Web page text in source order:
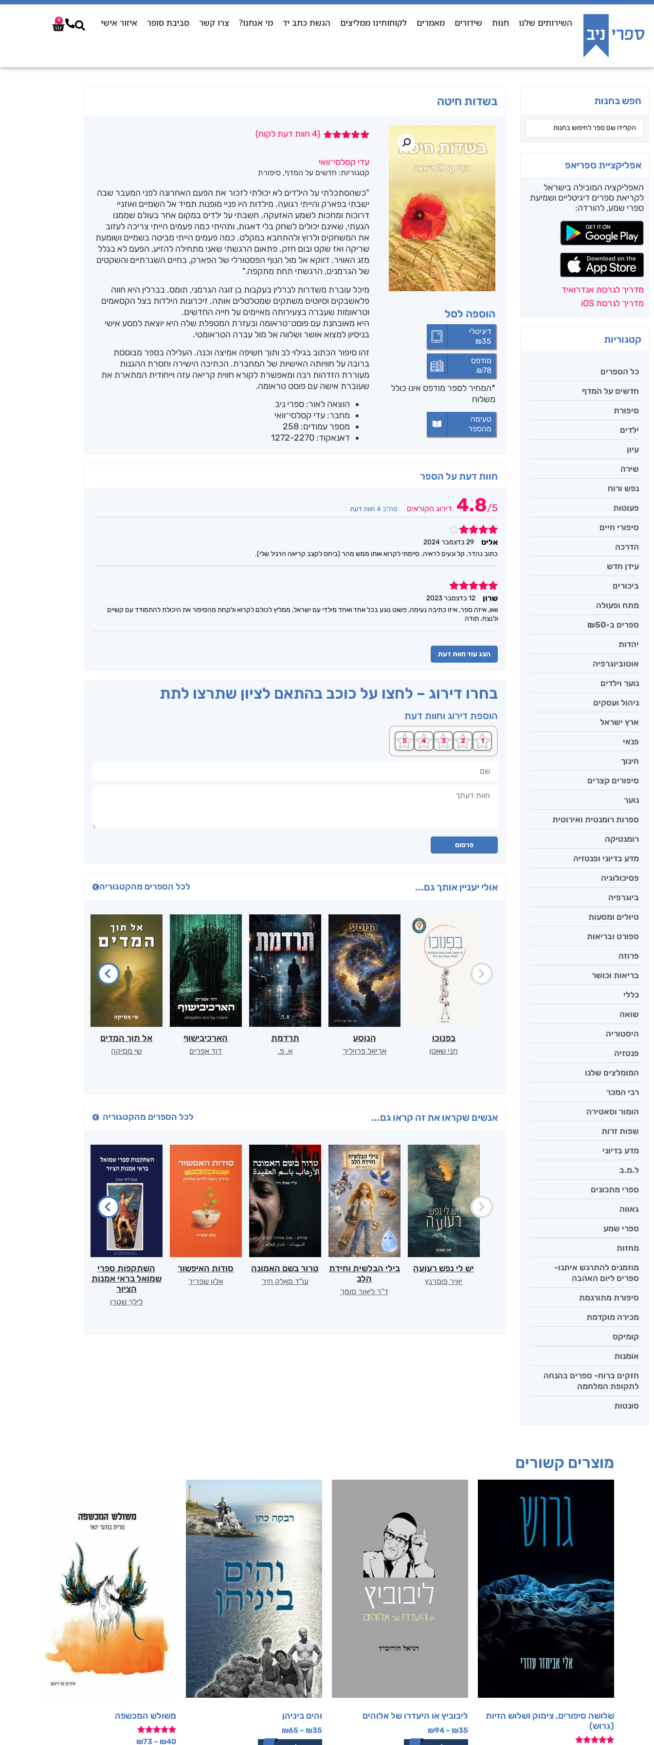
השירותים שלנו חנות שידורים מאמרים לקוחותינו ממליצים הגשת כתב יד מי אנחנו? צרו קשר סביבת סופר איזור אישי 0
חפש בחנות
אפליקציית ספריאפ
האפליקציה המובילה בישראל
לקריאת ספרים דיגיטליים ושמיעת
ספרי שמע, להורדה:
מדריך לגרסת אנדרואיד
מדריך לגרסת iOS
קטגוריות
כל הספרים
חדשים על המדף
סיפורת
ילדים
עיון
שירה
נפש ורוח
פעוטות
סיפורי חיים
הדרכה
עידן חדש
ביכורים
מתח ופעולה
ספרים ב-₪50
יהדות
אוטוביוגרפיה
נוער וילדים
ניהול ועסקים
ארץ ישראל
פנאי
חינוך
סיפורים קצרים
נוער
ספרות רומנטית ואירוטית
רומנטיקה
מדע בדיוני ופנטזיה
פסיכולוגיה
ביוגרפיה
טיולים ומסעות
ספורט ובריאות
פרוזה
בריאות וכושר
כללי
שואה
היסטוריה
פנטזיה
המומלצים שלנו
רבי המכר
הומור וסאטירה
שפות זרות
מדע בדיוני
ל.מ.ב
ספרי מתכונים
גאווה
ספרי שמע
מחזות
מוזמנים להתרגש איתנו-
ספרים ליום האהבה
סיפורת מתורגמת
מכירה מוקדמת
קומיקס
אומנות
חזקים ברוח- ספרים בהנחה
לתקופת המלחמה
סונטות
בשדות חיטה
הוספה לסל
דיגיטלי
₪35
מודפס
₪78
*המחיר לספר מודפס אינו כולל
משלוח
טעימה
מהספר
5 מבוסס על
דירוגים של
(
4 חוות דעת לקוח)
עדי קסלסי־וואי
קטגוריות: חדשים על המדף, סיפורת
"כשהסתכלתי על הילדים לא יכולתי לזכור את הפעם האחרונה לפני המעבר שבה
ישבתי בפארק והייתי רגועה. מילדות היו פניי מופנות תמיד אל השמיים ואוזניי
דרוכות ומחכות לשמע האזעקה. חשבתי על ילדים במקום אחר בעולם שממנו
הגעתי, שאינם יכולים לשחק בלי דאגות, ותהיתי כמה פעמים הייתי צריכה לעזוב
את המשחקים ולרוץ ולהתחבא במקלט. כמה פעמים הייתי מביטה בשמיים ושומעת
שריקה ואז שקט ובום חזק. פתאום הרגשתי שאני מתחילה להזיע, הפעם לא בגלל
מזג האוויר. דווקא אל מול הנוף הפסטורלי של הפארק, בחיים השגרתיים והשקטים
של הגרמנים, הרגשתי תחת מתקפה."
מיכל עוברת משדרות לברלין בעקבות בן זוגה הגרמני, תומס. בברלין היא חווה
פלאשבקים וסיוטים משתקים שמטלטלים אותה. זיכרונות הילדות בצל הקסאמים
וטראומות שעברה בצעירותה מאיימים על חייה החדשים.
היא מאובחנת עם פוסט־טראומה ובעזרת המטפלת שלה היא יוצאת למסע אישי
בניסיון למצוא אושר ושלווה אל מול עברה הטראומטי.
זהו סיפור הכתוב בגילוי לב ותוך חשיפה אמיצה וכנה. העלילה בספר מבוססת
ברובה על חוויותה האישיות של המחברת. הכתיבה הישירה וחסרת ההגנות
מעוררת הזדהות רבה ומאפשרת לקורא חווית קריאה עזה וייחודית המתארת את
שעוברת אישה עם פוסט טראומה.
הוצאה לאור: ספרי ניב
מחבר: עדי קסלסי־וואי
מספר עמודים: 258
דאנאקוד: 1272-2270
חוות דעת על הספר
4.8/5 דירוג הקוראים סה"כ 4 חוות דעת
4
אליס
29 בדצמבר 2024
כתוב נהדר, קל ונעים לראיה. סיימתי לקרוא אותו ממש מהר (ביחס לקצב קריאה הרגיל שלי).
5
שרון
12 בדצמבר 2023
וואו, איזה ספר, איזו כתיבה נעימה, פשוט נוגע בכל אחד ואחד מילדי עם ישראל, ממליץ לכולם לקרוא ולקחת מהסיפור את היכולת להתמודד עם קשיים
ולנצח. תודה
הצג עוד חוות דעת
בחרו דירוג – לחצו על כוכב בהתאם לציון שתרצו לתת
הוספת דירוג וחוות דעת
פרסום
אולי יעניין אותך גם... לכל הספרים מהקטגוריה
בפנוכו
חני שאטן
הנוסע
אריאל פרויליך
תרדמת
א. פ.
הארכיבישוף
דוד אפרים
אל תוך המדים
שי מסיקה
אנשים שקראו את זה קראו גם... לכל הספרים מהקטגוריה
יש לי נפש רעועה
יאיר פומרנץ
בילי הבלשית וחידת
הלב
ד"ר ליאור סומך
טרור בשם האמונה
עו"ד מאלק חיר
סודות האיפשור
אלון שפריר
השתקפות ספרי
שמואל בראי אמנות
הציור
לילך שטרן
מוצרים קשורים
שלושה סיפורים, צימוק ושלוש הזיות
(גרוש)
ליבוביץ או היעדרו של אלוהים
₪35
–
₪94
והים ביניהן
₪35
–
₪65
משולש המכשפה
דורג₪40
–
₪73